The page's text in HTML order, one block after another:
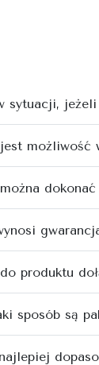
sytuacji,
możliwość
produktu
sposób są